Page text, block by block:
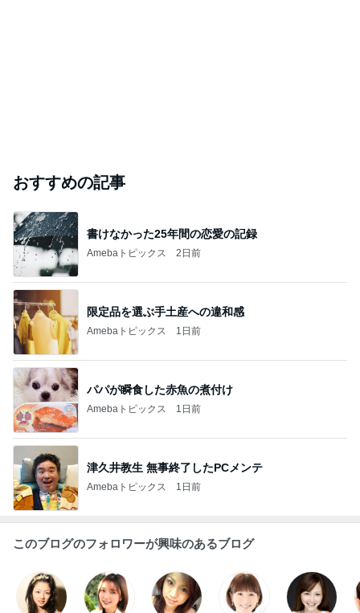
おすすめの記事
書けなかった25年間の恋愛の記録
Amebaトピックス 2日前
限定品を選ぶ手土産への違和感
Amebaトピックス 1日前
パパが瞬食した赤魚の煮付け
Amebaトピックス 1日前
津久井教生 無事終了したPCメンテ
Amebaトピックス 1日前
このブログのフォロワーが興味のあるブログ